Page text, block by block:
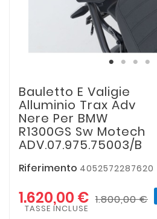
Bauletto E Valigie
Alluminio Trax Adv
Nere Per BMW
R1300GS Sw Motech
ADV.07.975.75003/B
Riferimento 4052572287620
1.620,00 € 1.800,00 €
TASSE INCLUSE